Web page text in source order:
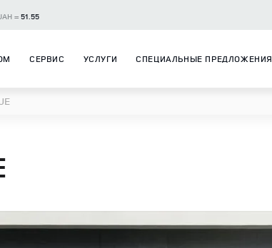
=51.55
СЕРВИС УСЛУГИ СПЕЦИАЛЬНЫЕ ПРЕДЛОЖЕНИЯ